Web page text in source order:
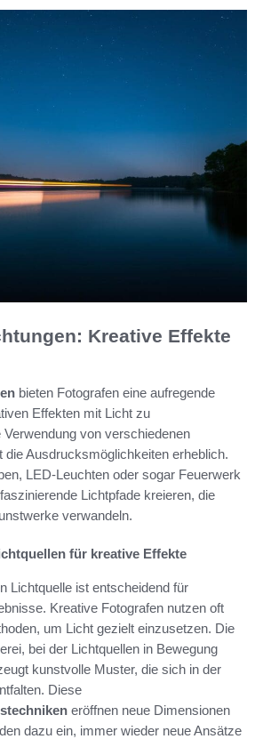
Kreative Effekte
bieten Fotografen eine aufregende
Effekten mit Licht zu
von verschiedenen
die Ausdrucksmöglichkeiten erheblich.
LED-Leuchten oder sogar Feuerwerk
Lichtpfade kreieren, die
verwandeln.
für kreative Effekte
Lichtquelle ist entscheidend für
Kreative Fotografen nutzen oft
um Licht gezielt einzusetzen. Die
bei der Lichtquellen in Bewegung
kunstvolle Muster, die sich in der
Diese
eröffnen neue Dimensionen
dazu ein, immer wieder neue Ansätze